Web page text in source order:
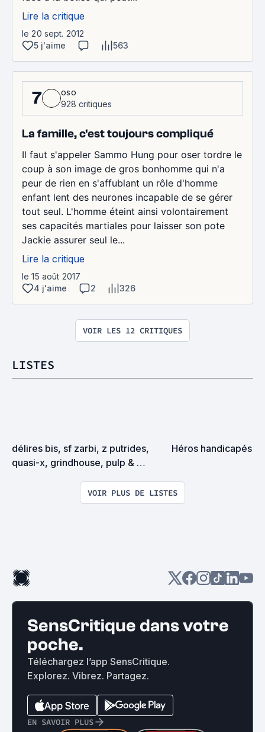
Lire la critique
le 20 sept. 2012
5 j'aime
563
7
oso
928 critiques
La famille, c'est toujours compliqué
Il faut s'appeler Sammo Hung pour oser tordre le
coup à son image de gros bonhomme qui n'a
peur de rien en s'affublant un rôle d'homme
enfant lent des neurones incapable de se gérer
tout seul. L'homme éteint ainsi volontairement
ses capacités martiales pour laisser son pote
Jackie assurer seul le...
Lire la critique
le 15 août 2017
4 j'aime
2 326
VOIR LES 12 CRITIQUES
LISTES
délires bis, sf zarbi, z putrides,
quasi-x, grindhouse, pulp &
Héros handicapés
VOIR PLUS DE LISTES
SensCritique dans votre
poche.
Téléchargez l’app SensCritique.
Explorez. Vibrez. Partagez.
EN SAVOIR PLUS